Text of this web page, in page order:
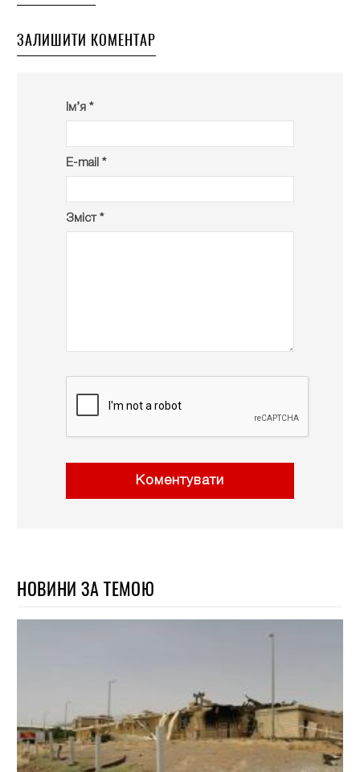
ЗАЛИШИТИ КОМЕНТАР
Ім’я *
E-mail *
Зміст *
Коментувати
НОВИНИ ЗА ТЕМОЮ